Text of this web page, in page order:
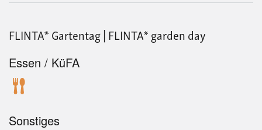
FLINTA* Gartentag | FLINTA* garden day
Essen / KüFA
Sonstiges